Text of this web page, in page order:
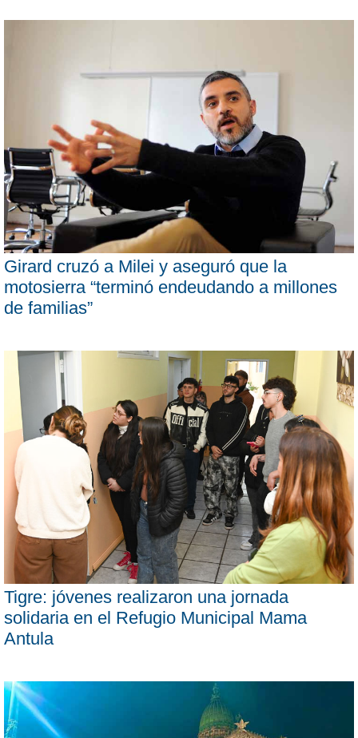
Girard cruzó a Milei y aseguró que la
motosierra “terminó endeudando a millones
de familias”
Tigre: jóvenes realizaron una jornada
solidaria en el Refugio Municipal Mama
Antula